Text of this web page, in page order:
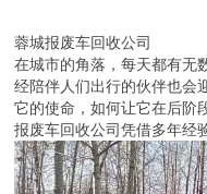
蓉城报废车回收公司
在城市的角落，每天都有无
经陪伴人们出行的伙伴也会
它的使命，如何让它在后阶
报废车回收公司凭借多年经